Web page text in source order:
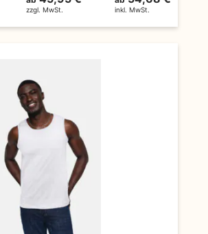
zzgl. MwSt. inkl. MwSt.